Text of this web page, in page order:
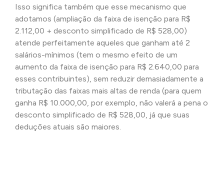
Isso significa também que esse mecanismo que
adotamos (ampliação da faixa de isenção para R$
2.112,00 + desconto simplificado de R$ 528,00)
atende perfeitamente aqueles que ganham até 2
salários-mínimos (tem o mesmo efeito de um
aumento da faixa de isenção para R$ 2.640,00 para
esses contribuintes), sem reduzir demasiadamente a
tributação das faixas mais altas de renda (para quem
ganha R$ 10.000,00, por exemplo, não valerá a pena o
desconto simplificado de R$ 528,00, já que suas
deduções atuais são maiores.